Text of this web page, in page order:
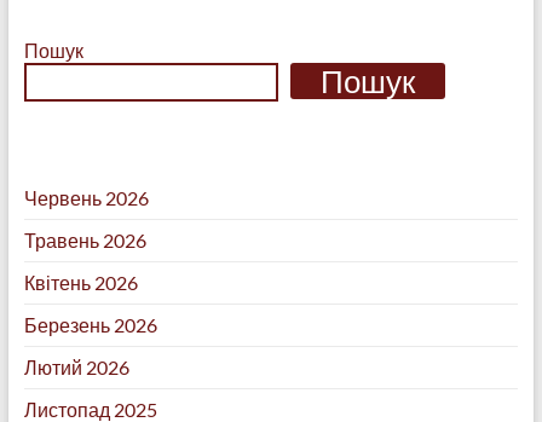
Пошук
Пошук
Червень 2026
Травень 2026
Квітень 2026
Березень 2026
Лютий 2026
Листопад 2025